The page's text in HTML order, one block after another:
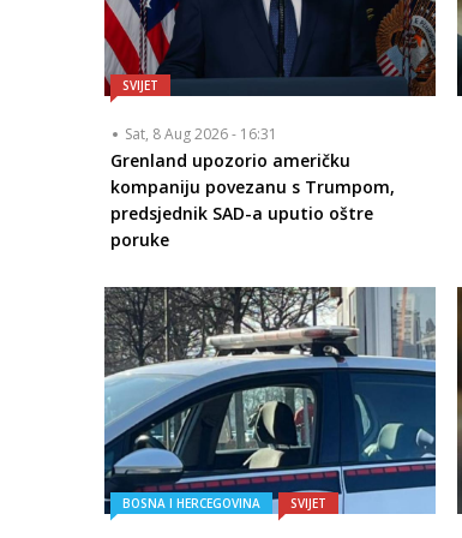
SVIJET
Sat, 8 Aug 2026 - 16:31
Grenland upozorio američku
kompaniju povezanu s Trumpom,
predsjednik SAD-a uputio oštre
poruke
BOSNA I HERCEGOVINA SVIJET